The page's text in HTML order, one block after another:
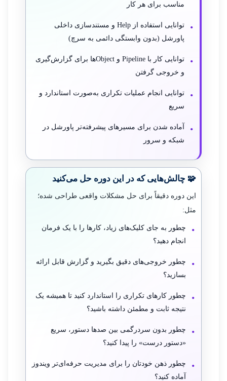
مناسب برای هر کار
توانایی استفاده از Help و مستندسازی داخلی
پاورشل (بدون وابستگی دائمی به سرچ)
توانایی کار با Pipeline و Objectها برای گزارش‌گیری
و خروجی گرفتن
توانایی انجام عملیات تکراری به‌صورت استاندارد و
سریع
آماده شدن برای مسیرهای پیشرفته‌تر پاورشل در
شبکه و سرور
🧩 چالش‌هایی که در این دوره حل می‌کنید
این دوره دقیقاً برای حل مشکلات واقعی طراحی شده؛
مثل:
چطور به جای کلیک‌های زیاد، کارها را با یک فرمان
انجام دهید؟
چطور خروجی‌های دقیق بگیرید و گزارش قابل ارائه
بسازید؟
چطور کارهای تکراری را استاندارد کنید تا همیشه یک
نتیجه ثابت و مطمئن داشته باشید؟
چطور بدون سردرگمی بین صدها دستور، سریع
«دستور درست» را پیدا کنید؟
چطور ذهن خودتان را برای مدیریت حرفه‌ای‌تر ویندوز
آماده کنید؟